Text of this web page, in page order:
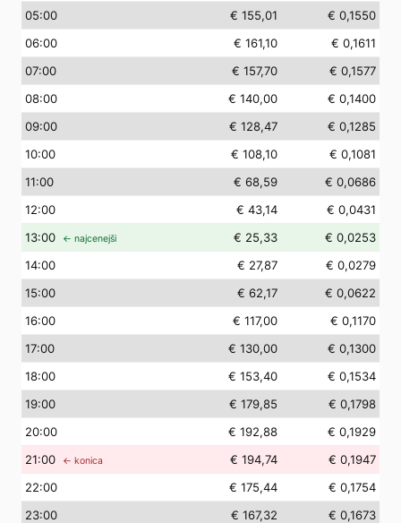
05:00 € 155,01
€ 0,1550
06:00 € 161,10
€ 0,1611
07:00 € 157,70
€ 0,1577
08:00 € 140,00
€ 0,1400
09:00 € 128,47
€ 0,1285
10:00 € 108,10
€ 0,1081
11:00 € 68,59
€ 0,0686
12:00 € 43,14
€ 0,0431
13:00 ← najcenejši € 25,33
€ 0,0253
14:00 € 27,87
€ 0,0279
15:00 € 62,17
€ 0,0622
16:00 € 117,00
€ 0,1170
17:00 € 130,00
€ 0,1300
18:00 € 153,40
€ 0,1534
19:00 € 179,85
€ 0,1798
20:00 € 192,88
€ 0,1929
21:00 ← konica € 194,74
€ 0,1947
22:00 € 175,44
€ 0,1754
23:00 € 167,32
€ 0,1673